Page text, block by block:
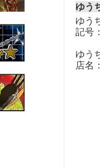
ゆう
ゆう
記号
ゆう
店名